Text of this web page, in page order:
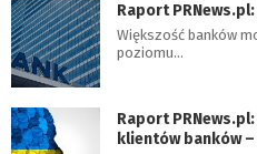
Raport
Większość banków
poziomu…
Raport
klientów banków –